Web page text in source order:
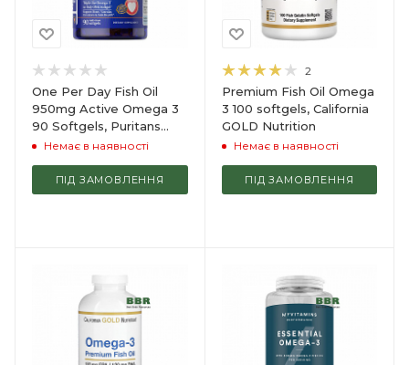
One Per Day Fish Oil
950mg Active Omega 3
90 Softgels, Puritans
Pride
Немає в наявності
ПІД ЗАМОВЛЕННЯ
2
Premium Fish Oil Omega
3 100 softgels, California
GOLD Nutrition
Немає в наявності
ПІД ЗАМОВЛЕННЯ